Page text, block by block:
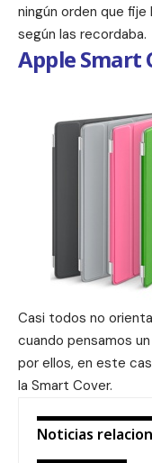
ningún orden que
según las recordaba.
Apple Smart
Casi todos no
cuando pensamos
por ellos, en este
la Smart Cover.
Noticias